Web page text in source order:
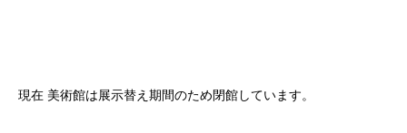
現在 美術館は展示替え期間のため閉館しています。